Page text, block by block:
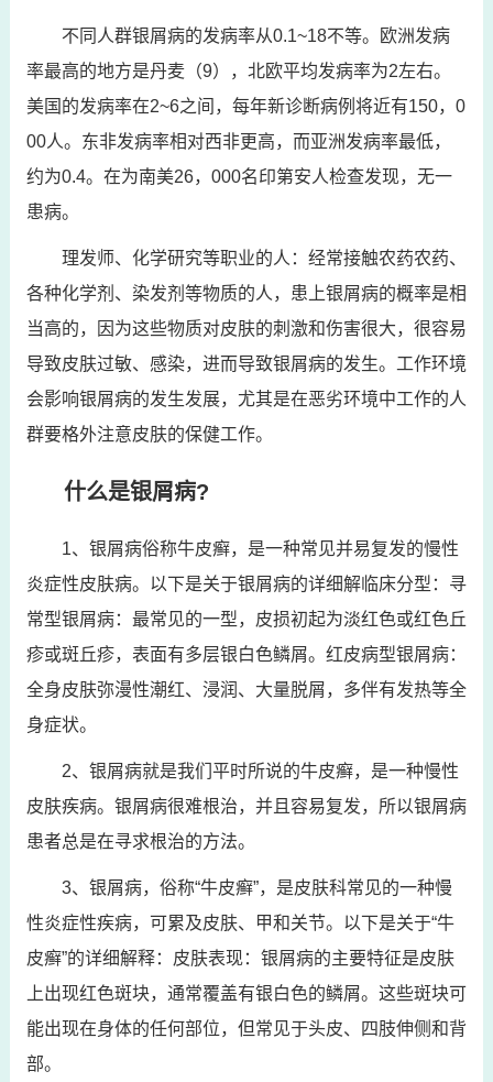
不同人群银屑病的发病率从0.1~18不等。欧洲发病
率最高的地方是丹麦（9），北欧平均发病率为2左右。
美国的发病率在2~6之间，每年新诊断病例将近有150，0
00人。东非发病率相对西非更高，而亚洲发病率最低，
约为0.4。在为南美26，000名印第安人检查发现，无一
患病。
理发师、化学研究等职业的人：经常接触农药农药、
各种化学剂、染发剂等物质的人，患上银屑病的概率是相
当高的，因为这些物质对皮肤的刺激和伤害很大，很容易
导致皮肤过敏、感染，进而导致银屑病的发生。工作环境
会影响银屑病的发生发展，尤其是在恶劣环境中工作的人
群要格外注意皮肤的保健工作。
什么是银屑病?
1、银屑病俗称牛皮癣，是一种常见并易复发的慢性
炎症性皮肤病。以下是关于银屑病的详细解临床分型：寻
常型银屑病：最常见的一型，皮损初起为淡红色或红色丘
疹或斑丘疹，表面有多层银白色鳞屑。红皮病型银屑病：
全身皮肤弥漫性潮红、浸润、大量脱屑，多伴有发热等全
身症状。
2、银屑病就是我们平时所说的牛皮癣，是一种慢性
皮肤疾病。银屑病很难根治，并且容易复发，所以银屑病
患者总是在寻求根治的方法。
3、银屑病，俗称“牛皮癣”，是皮肤科常见的一种慢
性炎症性疾病，可累及皮肤、甲和关节。以下是关于“牛
皮癣”的详细解释：皮肤表现：银屑病的主要特征是皮肤
上出现红色斑块，通常覆盖有银白色的鳞屑。这些斑块可
能出现在身体的任何部位，但常见于头皮、四肢伸侧和背
部。